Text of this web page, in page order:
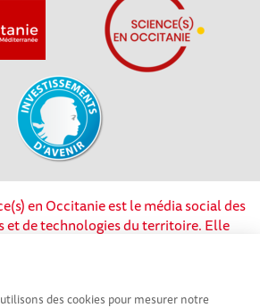
des cookies pour mesurer notre
en Occitanie est le média social des
et de technologies du territoire. Elle
locaux. Ce projet est cofinancé